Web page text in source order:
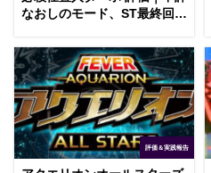
なおしのモード、ST最終回転
評価＆実践報告